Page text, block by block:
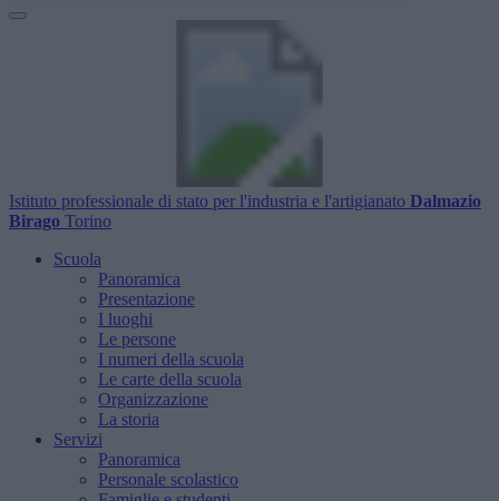
Istituto professionale di stato per l'industria e l'artigianato Dalmazio
Birago Torino
Scuola
Panoramica
Presentazione
I luoghi
Le persone
I numeri della scuola
Le carte della scuola
Organizzazione
La storia
Servizi
Panoramica
Personale scolastico